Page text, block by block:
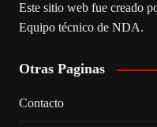
Este sitio web fue creado
Equipo técnico de NDA.
Otras Paginas
Contacto